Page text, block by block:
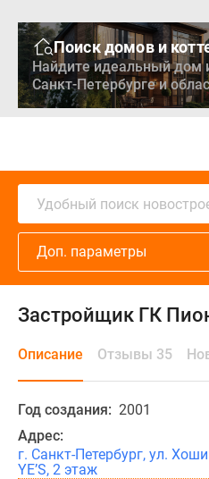
Поиск домов и
Найдите идеальный дом
Санкт-Петербурге и
Удобный поиск
Доп. параметры
Застройщик ГК
Описание Отзывы 35
Год создания: 2001
Адрес:
г. Санкт-Петербург, ул.
YE’S, 2 этаж